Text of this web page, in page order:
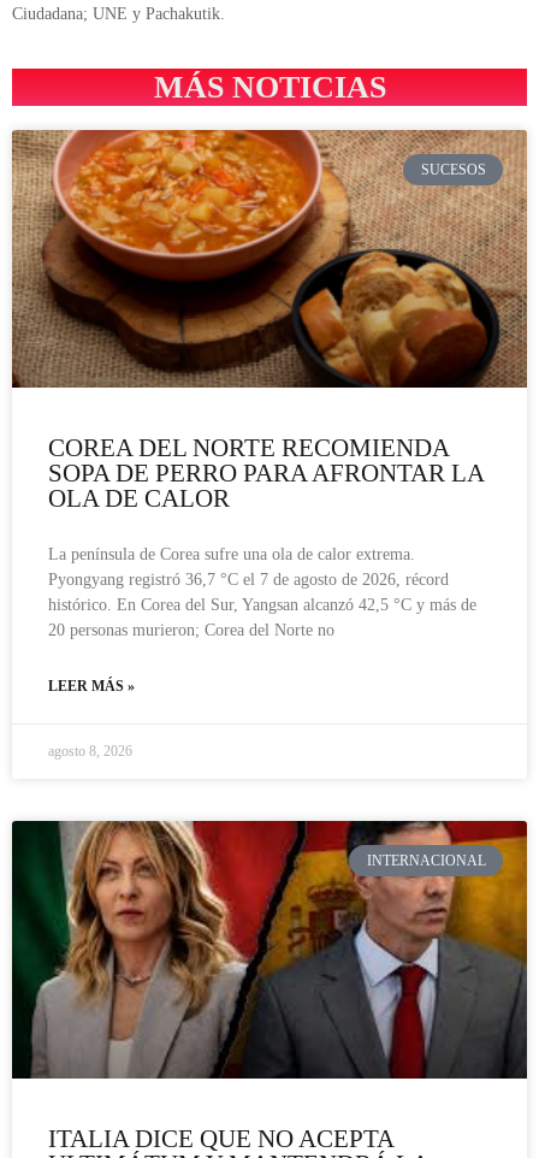
Ciudadana; UNE y Pachakutik.
MÁS NOTICIAS
SUCESOS
COREA DEL NORTE RECOMIENDA
SOPA DE PERRO PARA AFRONTAR LA
OLA DE CALOR
La península de Corea sufre una ola de calor extrema.
Pyongyang registró 36,7 °C el 7 de agosto de 2026, récord
histórico. En Corea del Sur, Yangsan alcanzó 42,5 °C y más de
20 personas murieron; Corea del Norte no
LEER MÁS »
agosto 8, 2026
INTERNACIONAL
ITALIA DICE QUE NO ACEPTA